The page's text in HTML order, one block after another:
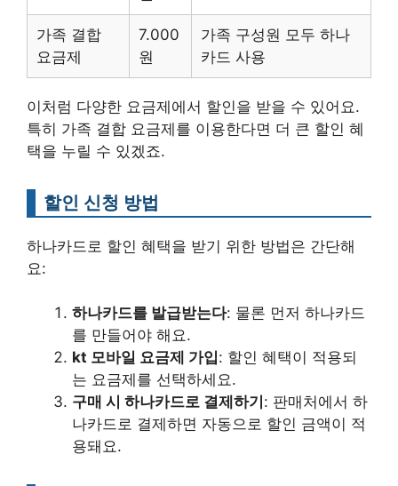
가족 결합
요금제
7.000
원
가족 구성원 모두 하나
카드 사용
이처럼 다양한 요금제에서 할인을 받을 수 있어요.
특히 가족 결합 요금제를 이용한다면 더 큰 할인 혜
택을 누릴 수 있겠죠.
할인 신청 방법
하나카드로 할인 혜택을 받기 위한 방법은 간단해
요:
하나카드를 발급받는다: 물론 먼저 하나카드
를 만들어야 해요.
kt 모바일 요금제 가입: 할인 혜택이 적용되
는 요금제를 선택하세요.
구매 시 하나카드로 결제하기 : 판매처에서 하
나카드로 결제하면 자동으로 할인 금액이 적
용돼요.